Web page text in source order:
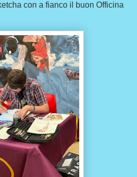
con a fianco il buon Officina